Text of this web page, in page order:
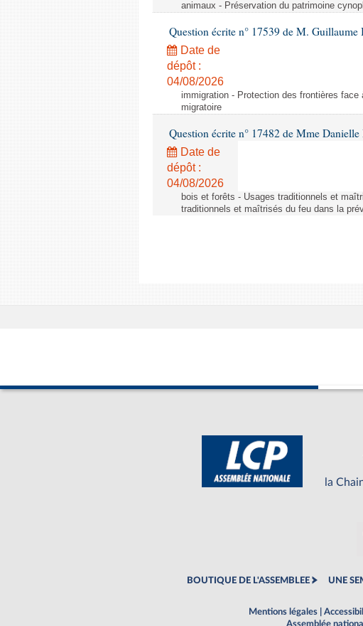
animaux - Préservation du patrimoine
Question écrite n° 17539 de M. Guillaume
Date de
dépôt :
04/08/2026
immigration - Protection des frontières
migratoire
Question écrite n° 17482 de Mme
Date de
dépôt :
04/08/2026
bois et forêts - Usages traditionnels et
traditionnels et maîtrisés du feu dans la
la
BOUTIQUE DE L'ASSEMBLEE UNE
Mentions légales
Assemblée